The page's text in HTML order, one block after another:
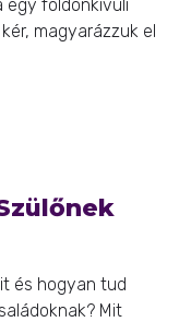
egy földönkívüli
magyarázzuk el
és hogyan tud
Mit